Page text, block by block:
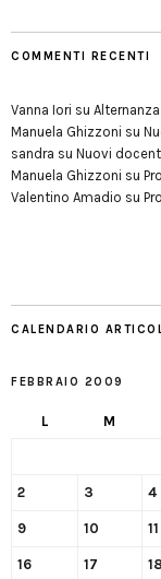
COMMENTI RECENTI
Vanna Iori su
Manuela Ghizzoni su
sandra su Nuovi
Manuela Ghizzoni su
Valentino Amadio su
CALENDARIO
FEBBRAIO 2009
L M
2 3 4
9 10 11
16 17 18